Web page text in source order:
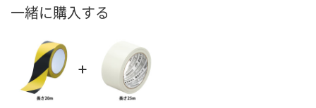
一緒に購入する